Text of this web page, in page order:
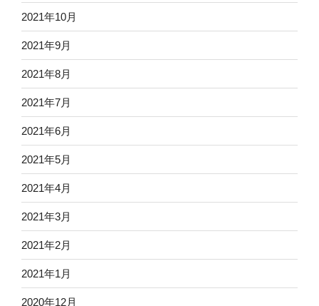
2021年10月
2021年9月
2021年8月
2021年7月
2021年6月
2021年5月
2021年4月
2021年3月
2021年2月
2021年1月
2020年12月